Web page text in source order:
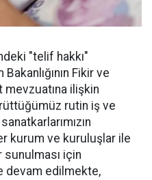
"telif hakkı"
Fikir ve
mevzuatına ilişkin
rutin iş ve
kurum ve kuruluşlar ile
için
devam edilmekte,